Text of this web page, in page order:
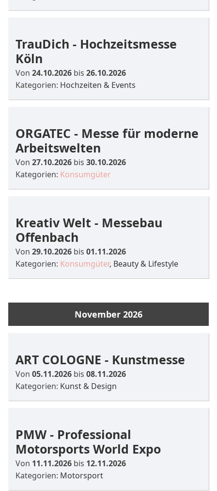
TrauDich - Hochzeitsmesse
Köln
Von24.10.2026 bis26.10.2026
Kategorien: Hochzeiten & Events
ORGATEC - Messe für moderne
Arbeitswelten
Von27.10.2026 bis30.10.2026
Kategorien: Konsumgüter
Kreativ Welt - Messebau
Offenbach
Von29.10.2026 bis01.11.2026
Kategorien: Konsumgüter, Beauty & Lifestyle
November 2026
ART COLOGNE - Kunstmesse
Von05.11.2026 bis08.11.2026
Kategorien: Kunst & Design
PMW - Professional
Motorsports World Expo
Von 11.11.2026 bis 12.11.2026
Kategorien: Motorsport